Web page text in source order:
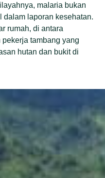
malaria bukan
dalam laporan kesehatan.
rumah, di antara
tambang yang
hutan dan bukit di